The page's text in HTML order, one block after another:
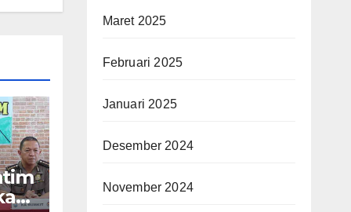
Maret 2025
Februari 2025
Januari 2025
Desember 2024
November 2024